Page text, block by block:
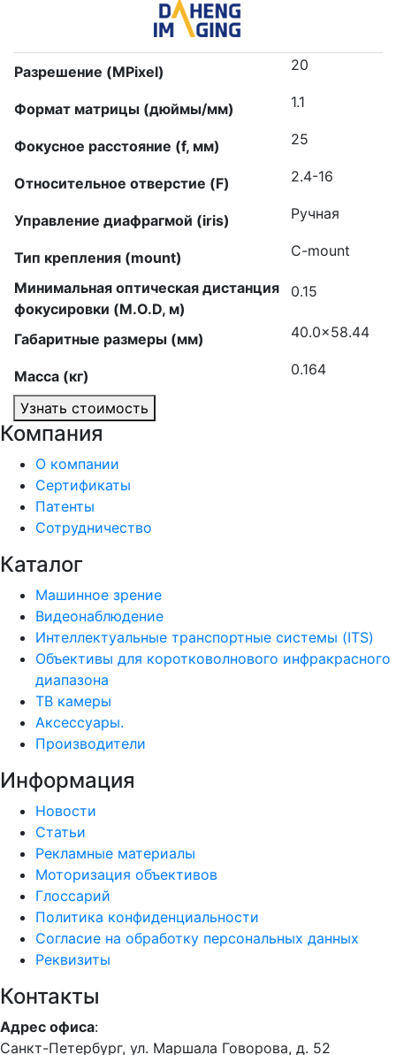
Разрешение (MPixel) 20
Формат матрицы (дюймы/мм) 1.1
Фокусное расстояние (f, мм) 25
Относительное отверстие (F) 2.4-16
Управление диафрагмой (iris) Ручная
Тип крепления (mount) C-mount
Минимальная оптическая дистанция
фокусировки (M.O.D, м)
0.15
Габаритные размеры (мм) 40.0×58.44
Масса (кг) 0.164
Узнать стоимость
Компания
О компании
Сертификаты
Патенты
Сотрудничество
Каталог
Машинное зрение
Видеонаблюдение
Интеллектуальные транспортные системы (ITS)
Объективы для коротковолнового инфракрасного
диапазона
ТВ камеры
Аксессуары.
Производители
Информация
Новости
Статьи
Рекламные материалы
Моторизация объективов
Глоссарий
Политика конфиденциальности
Согласие на обработку персональных данных
Реквизиты
Контакты
Адрес офиса:
Санкт-Петербург, ул. Маршала Говорова, д. 52